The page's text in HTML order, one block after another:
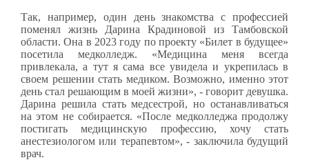
Так, например, один день знакомства с профессией
поменял жизнь Дарина Крадиновой из Тамбовской
области. Она в 2023 году по проекту «Билет в будущее»
посетила медколледж. «Медицина меня всегда
привлекала, а тут я сама все увидела и укрепилась в
своем решении стать медиком. Возможно, именно этот
день стал решающим в моей жизни», - говорит девушка.
Дарина решила стать медсестрой, но останавливаться
на этом не собирается. «После медколледжа продолжу
постигать медицинскую профессию, хочу стать
анестезиологом или терапевтом», - заключила будущий
врач.